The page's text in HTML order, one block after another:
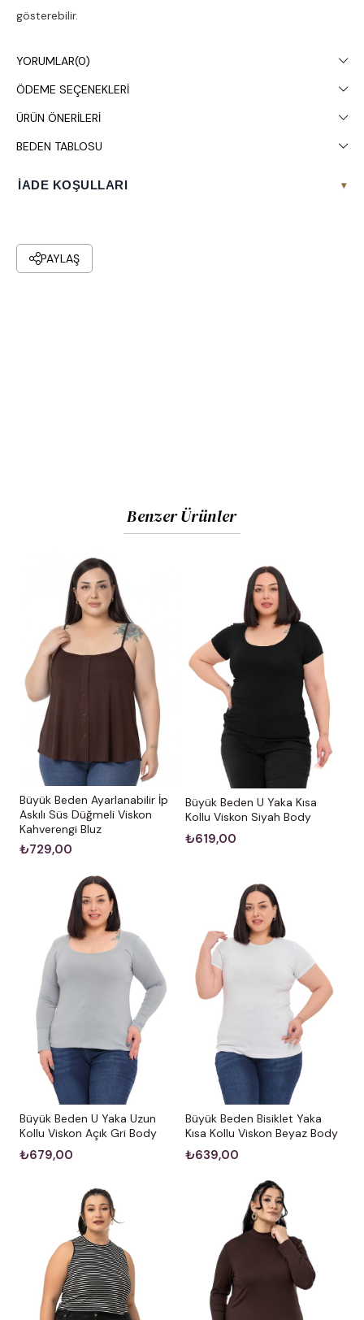
gösterebilir.
YORUMLAR(0)
ÖDEME SEÇENEKLERI
ÜRÜN ÖNERILERI
BEDEN TABLOSU
İADE KOŞULLARI ▾
PAYLAŞ
Benzer Ürünler
Büyük Beden Ayarlanabilir İp
Askılı Süs Düğmeli Viskon
Kahverengi Bluz
₺729,00
Büyük Beden U Yaka Kısa
Kollu Viskon Siyah Body
₺619,00
Büyük Beden U Yaka Uzun
Kollu Viskon Açık Gri Body
₺679,00
Büyük Beden Bisiklet Yaka
Kısa Kollu Viskon Beyaz Body
₺639,00